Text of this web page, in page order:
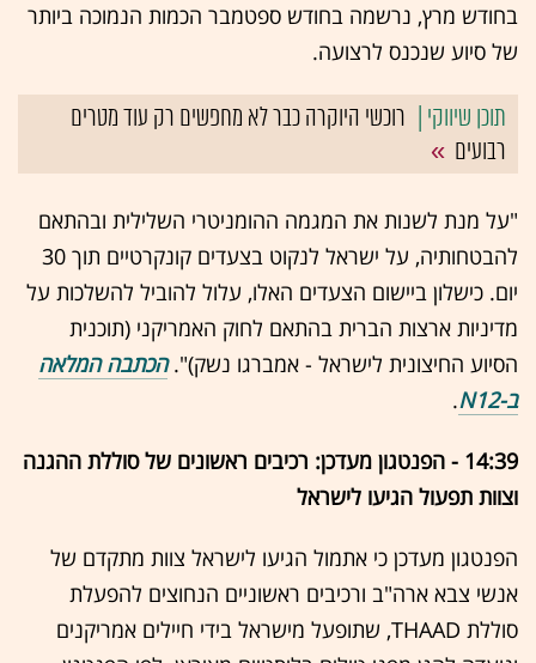
בחודש מרץ, נרשמה בחודש ספטמבר הכמות הנמוכה ביותר
של סיוע שנכנס לרצועה.
רוכשי היוקרה כבר לא מחפשים רק עוד מטרים
רבועים
"על מנת לשנות את המגמה ההומניטרי השלילית ובהתאם
להבטחותיה, על ישראל לנקוט בצעדים קונקרטיים תוך 30
יום. כישלון ביישום הצעדים האלו, עלול להוביל להשלכות על
מדיניות ארצות הברית בהתאם לחוק האמריקני (תוכנית
הסיוע החיצונית לישראל - אמברגו נשק)".הכתבה המלאה
ב-N12
.
14:39 - הפנטגון מעדכן: רכיבים ראשונים של סוללת ההגנה
וצוות תפעול הגיעו לישראל
הפנטגון מעדכן כי אתמול הגיעו לישראל צוות מתקדם של
אנשי צבא ארה"ב ורכיבים ראשוניים הנחוצים להפעלת
סוללת THAAD, שתופעל מישראל בידי חיילים אמריקנים